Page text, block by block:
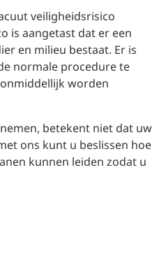
veiligheidsrisico
is aangetast dat er een
en milieu bestaat. Er is
normale procedure te
worden
betekent niet dat uw
ons kunt u beslissen hoe
kunnen leiden zodat u